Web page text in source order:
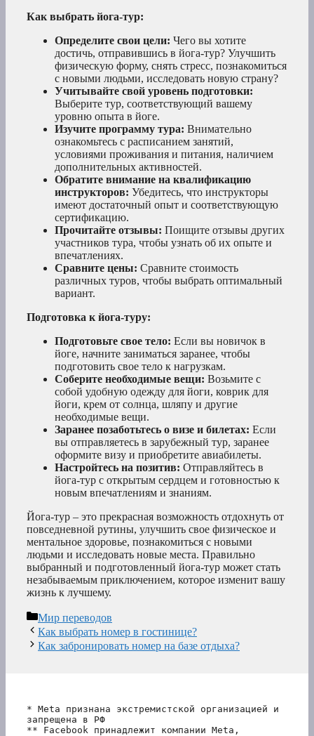
Как выбрать йога-тур:
Определите свои цели: Чего вы хотите
достичь, отправившись в йога-тур? Улучшить
физическую форму, снять стресс, познакомиться
с новыми людьми, исследовать новую страну?
Учитывайте свой уровень подготовки:
Выберите тур, соответствующий вашему
уровню опыта в йоге.
Изучите программу тура: Внимательно
ознакомьтесь с расписанием занятий,
условиями проживания и питания, наличием
дополнительных активностей.
Обратите внимание на квалификацию
инструкторов: Убедитесь, что инструкторы
имеют достаточный опыт и соответствующую
сертификацию.
Прочитайте отзывы: Поищите отзывы других
участников тура, чтобы узнать об их опыте и
впечатлениях.
Сравните цены: Сравните стоимость
различных туров, чтобы выбрать оптимальный
вариант.
Подготовка к йога-туру:
Подготовьте свое тело: Если вы новичок в
йоге, начните заниматься заранее, чтобы
подготовить свое тело к нагрузкам.
Соберите необходимые вещи: Возьмите с
собой удобную одежду для йоги, коврик для
йоги, крем от солнца, шляпу и другие
необходимые вещи.
Заранее позаботьтесь о визе и билетах: Если
вы отправляетесь в зарубежный тур, заранее
оформите визу и приобретите авиабилеты.
Настройтесь на позитив: Отправляйтесь в
йога-тур с открытым сердцем и готовностью к
новым впечатлениям и знаниям.
Йога-тур – это прекрасная возможность отдохнуть от
повседневной рутины, улучшить свое физическое и
ментальное здоровье, познакомиться с новыми
людьми и исследовать новые места. Правильно
выбранный и подготовленный йога-тур может стать
незабываемым приключением, которое изменит вашу
жизнь к лучшему.
Рубрики
Мир переводов
Как выбрать номер в гостинице?
Как забронировать номер на базе отдыха?
* Meta признана экстремистской организацией и
запрещена в РФ
** Facebook принадлежит компании Meta,